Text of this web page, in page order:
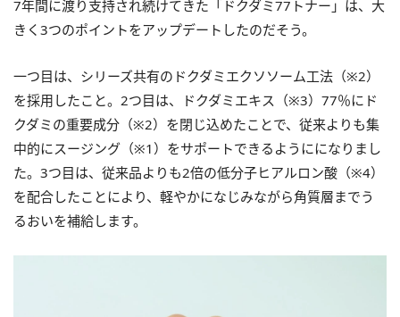
7年間に渡り支持され続けてきた「ドクダミ77トナー」は、大
きく3つのポイントをアップデートしたのだそう。
一つ目は、シリーズ共有のドクダミエクソソーム工法（※2）
を採用したこと。2つ目は、ドクダミエキス（※3）77％にド
クダミの重要成分（※2）を閉じ込めたことで、従来よりも集
中的にスージング（※1）をサポートできるようにになりまし
た。3つ目は、従来品よりも2倍の低分子ヒアルロン酸（※4）
を配合したことにより、軽やかになじみながら角質層までう
るおいを補給します。